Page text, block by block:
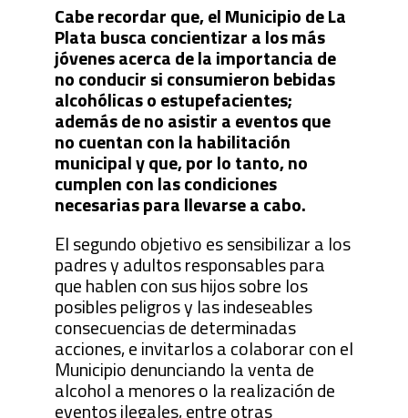
Cabe recordar que, el Municipio de La
Plata busca concientizar a los más
jóvenes acerca de la importancia de
no conducir si consumieron bebidas
alcohólicas o estupefacientes;
además de no asistir a eventos que
no cuentan con la habilitación
municipal y que, por lo tanto, no
cumplen con las condiciones
necesarias para llevarse a cabo.
El segundo objetivo es sensibilizar a los
padres y adultos responsables para
que hablen con sus hijos sobre los
posibles peligros y las indeseables
consecuencias de determinadas
acciones, e invitarlos a colaborar con el
Municipio denunciando la venta de
alcohol a menores o la realización de
eventos ilegales, entre otras